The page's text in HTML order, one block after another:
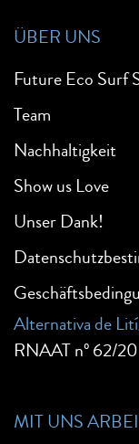
ÜBER UNS
Future Eco Surf
Team
Nachhaltigkeit
Show us Love
Unser Dank!
Alternativa de
RNAAT nº 62/
MIT UNS